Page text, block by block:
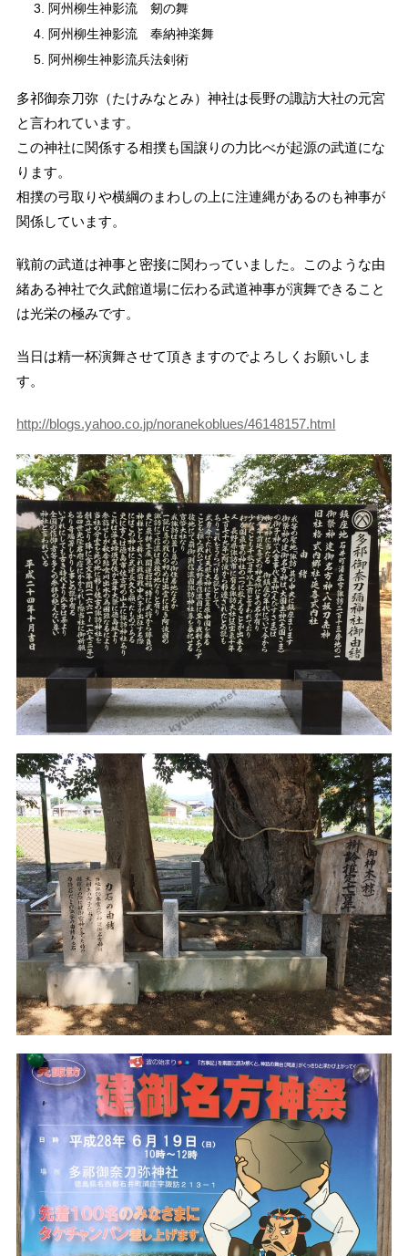
阿州柳生神影流 剱の舞
阿州柳生神影流 奉納神楽舞
阿州柳生神影流兵法剣術
多祁御奈刀弥（たけみなとみ）神社は長野の諏訪大社の元宮
と言われています。
この神社に関係する相撲も国譲りの力比べが起源の武道にな
ります。
相撲の弓取りや横綱のまわしの上に注連縄があるのも神事が
関係しています。
戦前の武道は神事と密接に関わっていました。このような由
緒ある神社で久武館道場に伝わる武道神事が演舞できること
は光栄の極みです。
当日は精一杯演舞させて頂きますのでよろしくお願いしま
す。
http://blogs.yahoo.co.jp/noranekoblues/46148157.html